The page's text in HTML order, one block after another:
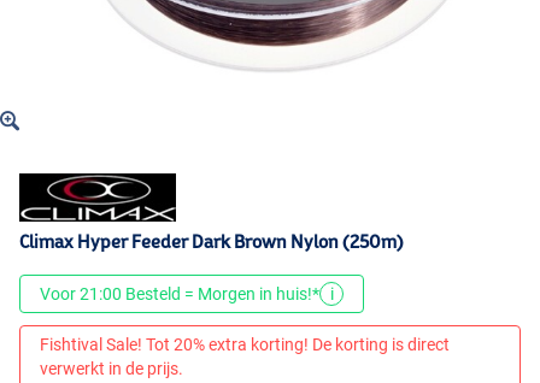
Climax Hyper Feeder Dark Brown Nylon (250m)
Voor 21:00 Besteld = Morgen in huis!* i
Fishtival Sale! Tot 20% extra korting! De korting is direct
verwerkt in de prijs.